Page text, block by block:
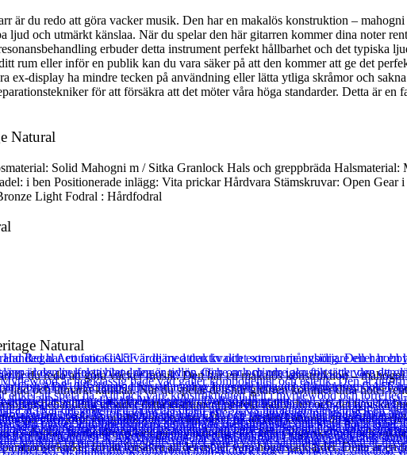
är du redo att göra vacker musik. Den har en makalös konstruktion –
ljud och utmärkt känslaa. När du spelar den här gitarren kommer dina noter
erbuder detta instrument perfekt hållbarhet och det typiska
rum eller inför en publik kan du vara säker på att den kommer att ge det
display ha mindre tecken på användning eller lätta ytliga skråmor och
för att försäkra att det möter våra höga standarder. Detta är
Natural
Solid Mahogni m / Sitka Granlock Hals och greppbräda
i ben Positionerade inlägg: Vita prickar Hårdvara Stämskruvar: Open
Light Fodral : Hårdfodral
Natural
är du redo att göra vacker musik. Den har en makalös konstruktion –
ljud och utmärkt känslaa. När du spelar den här gitarren kommer dina noter
erbuder detta instrument perfekt hållbarhet och det typiska
rum eller inför en publik kan du vara säker på att den kommer att ge det
display ha mindre tecken på användning eller lätta ytliga skråmor och
för att försäkra att det möter våra höga standarder. Detta är